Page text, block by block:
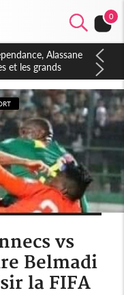
0
admire le modèle
le développement
vs
Belmadi
la FIFA